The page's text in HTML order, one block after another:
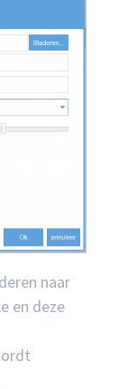
naar
en deze